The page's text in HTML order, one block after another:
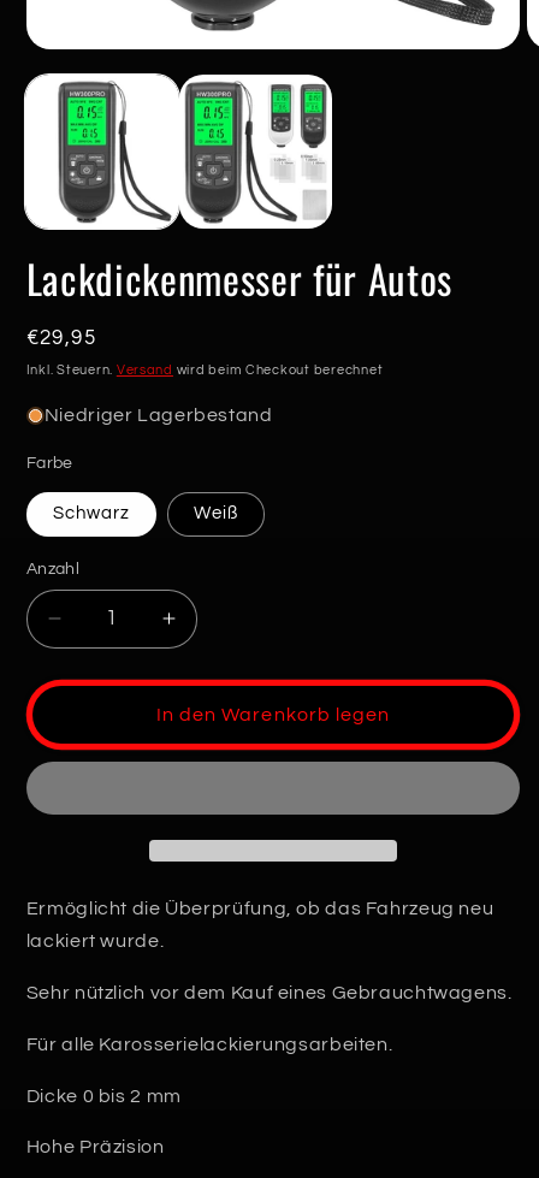
1
in
Lackdickenmesser für Autos
Normaler
Preis
€29,95
Inkl. Steuern. Versand wird beim Checkout berechnet
Niedriger Lagerbestand
Farbe
Schwarz Weiß
Anzahl
Anzahl
Verringere
die
Menge
Lackdickenmesser
für
Erhöhe
die
Menge
für
für
In den Warenkorb legen
Ermöglicht die Überprüfung, ob das Fahrzeug neu
lackiert wurde.
Sehr nützlich vor dem Kauf eines Gebrauchtwagens.
Für alle Karosserielackierungsarbeiten.
Dicke 0 bis 2 mm
Hohe Präzision